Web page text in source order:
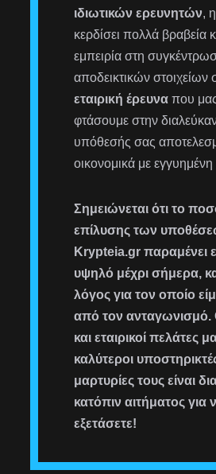
ιδιωτικών ερευνητών,
κερδίσει πολλά βραβεία
εμπειρία στη
αποδεικτικών στοιχείων
εταιρική έρευνα που
φτάσουμε στην
υπόθεσής σας
οικονομικά με εγγυημένη
Σημειώνεται ότι το
επίλυσης των
Krypteia.gr παραμένει
υψηλό μέχρι σήμερα,
λόγος για τον οποίο
από τον ανταγωνισμό.
και εταιρικοί πελάτες
καλύτεροι
μαρτυρίες τους είναι
κατόπιν αιτήματος για
εξετάσετε!